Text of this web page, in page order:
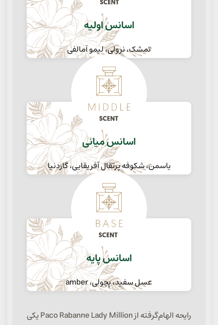
اسانس اولیه
تمشک، نرولی، لیمو آمالفی
اسانس میانی
یاسمن، شکوفه پرتقال آفریقایی، گاردنیا
اسانس پایه
عسل سفید، پچولی، amber
رایحه الهام‌گرفته از Paco Rabanne Lady Million یکی